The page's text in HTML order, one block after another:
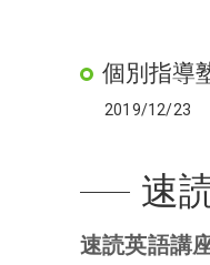
個別指導
2019/12/23
速読英語講
速